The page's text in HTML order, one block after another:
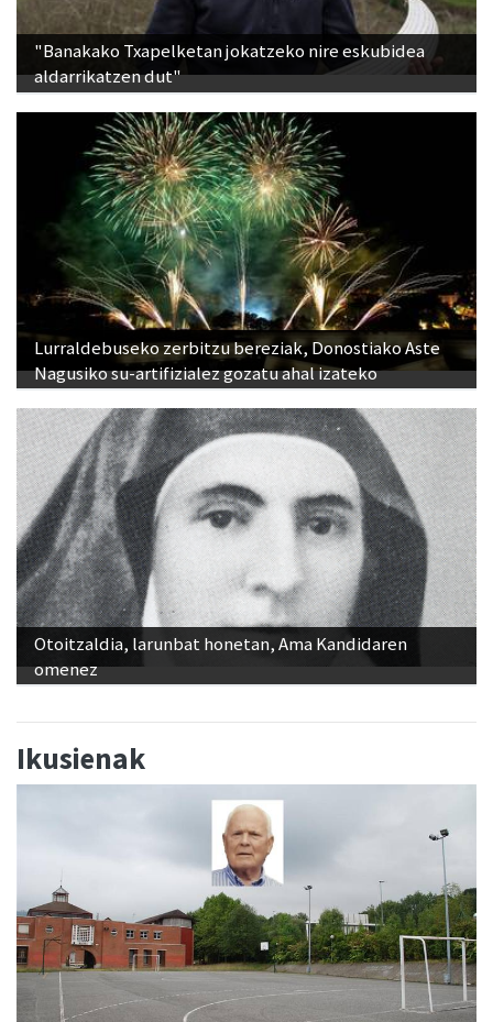
"Banakako Txapelketan jokatzeko nire eskubidea
aldarrikatzen dut"
Lurraldebuseko zerbitzu bereziak, Donostiako Aste
Nagusiko su-artifizialez gozatu ahal izateko
Otoitzaldia, larunbat honetan, Ama Kandidaren
omenez
Ikusienak